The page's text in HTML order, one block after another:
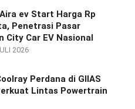
ev Start Harga Rp
Penetrasi Pasar
City Car EV Nasional
2026
Perdana di GIIAS
Lintas Powertrain